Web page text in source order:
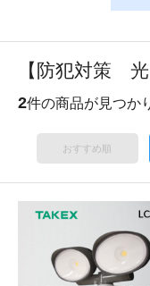
【防犯対策
2件の商品が見つか
おすすめ順